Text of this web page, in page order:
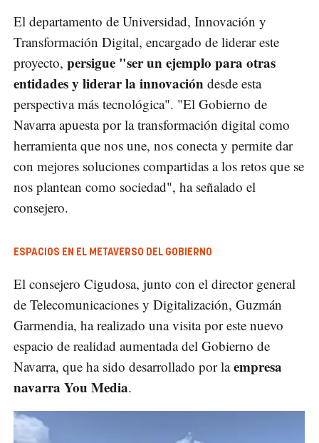
El departamento de Universidad, Innovación y
Transformación Digital, encargado de liderar este
proyecto, persigue "ser un ejemplo para otras
entidades y liderar la innovación desde esta
perspectiva más tecnológica". "El Gobierno de
Navarra apuesta por la transformación digital como
herramienta que nos une, nos conecta y permite dar
con mejores soluciones compartidas a los retos que se
nos plantean como sociedad", ha señalado el
consejero.
ESPACIOS EN EL METAVERSO DEL GOBIERNO
El consejero Cigudosa, junto con el director general
de Telecomunicaciones y Digitalización, Guzmán
Garmendia, ha realizado una visita por este nuevo
espacio de realidad aumentada del Gobierno de
Navarra, que ha sido desarrollado por laempresa
navarra You Media.